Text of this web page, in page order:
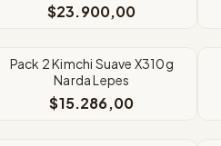
$23.900,00
Pack 2 Kimchi Suave X310g
Narda Lepes
$15.286,00